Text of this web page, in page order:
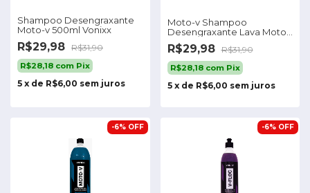
Shampoo Desengraxante
Moto-v 500ml Vonixx
R$29,98 R$31,90
R$28,18 com Pix
5 x de R$6,00 sem juros
Moto-v Shampoo
Desengraxante Lava Motos
Vonixx 500ml
R$29,98 R$31,90
R$28,18 com Pix
5 x de R$6,00 sem juros
-6% OFF -6% OFF